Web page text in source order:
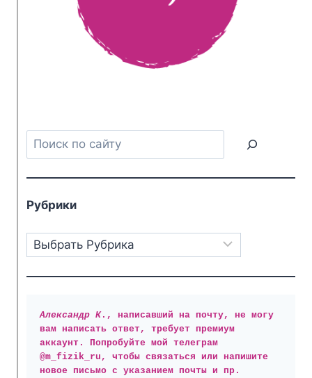
Поиск
Рубрики
Рубрики
Александр К., написавший на почту, не могу
вам написать ответ, требует премиум
аккаунт. Попробуйте мой телеграм
@m_fizik_ru, чтобы связаться или напишите
новое письмо с указанием почты и пр.